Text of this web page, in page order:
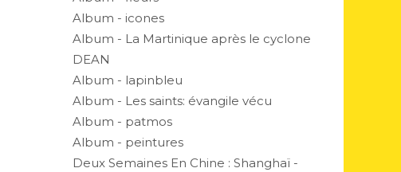
Album - icones
Album - La Martinique après le cyclone
DEAN
Album - lapinbleu
Album - Les saints: évangile vécu
Album - patmos
Album - peintures
Deux Semaines En Chine : Shanghaï -